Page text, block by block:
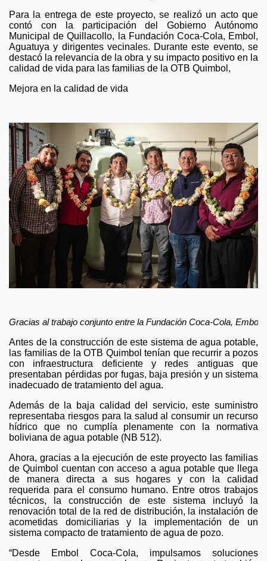
Para la entrega de este proyecto, se realizó un acto que
contó con la participación del Gobierno Autónomo
Municipal de Quillacollo, la Fundación Coca-Cola, Embol,
Aguatuya y dirigentes vecinales. Durante este evento, se
destacó la relevancia de la obra y su impacto positivo en la
calidad de vida para las familias de la OTB Quimbol,
Mejora en la calidad de vida
Gracias al trabajo conjunto entre la Fundación Coca-Cola,
Antes de la construcción de este sistema de agua potable,
las familias de la OTB Quimbol tenían que recurrir a pozos
con infraestructura deficiente y redes antiguas que
presentaban pérdidas por fugas, baja presión y un sistema
inadecuado de tratamiento del agua.
Además de la baja calidad del servicio, este suministro
representaba riesgos para la salud al consumir un recurso
hídrico que no cumplía plenamente con la normativa
boliviana de agua potable (NB 512).
Ahora, gracias a la ejecución de este proyecto las familias
de Quimbol cuentan con acceso a agua potable que llega
de manera directa a sus hogares y con la calidad
requerida para el consumo humano. Entre otros trabajos
técnicos, la construcción de este sistema incluyó la
renovación total de la red de distribución, la instalación de
acometidas domiciliarias y la implementación de un
sistema compacto de tratamiento de agua de pozo.
“Desde Embol Coca-Cola, impulsamos soluciones